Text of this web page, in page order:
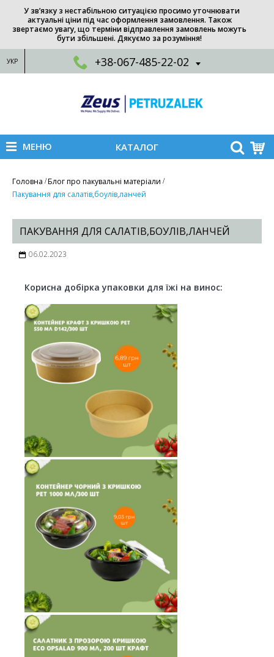
У зв’язку з нестабільною ситуацією просимо уточнювати
актуальні ціни під час оформлення замовлення. Також
звертаємо увагу, що терміни відправлення замовлень можуть
бути збільшені. Дякуємо за розуміння!
УКР +38-067-485-22-02
МЕНЮ КАТАЛОГ
Головна Блог про пакувальні матеріали
Пакування для салатів,боулів,ланчей
ПАКУВАННЯ ДЛЯ САЛАТІВ,БОУЛІВ,ЛАНЧЕЙ
06.02.2023
Корисна добірка упаковки для їжі на винос: